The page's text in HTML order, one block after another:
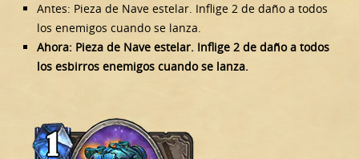
Antes: Pieza de Nave estelar. Inflige 2 de daño a todos
los enemigos cuando se lanza.
Ahora: Pieza de Nave estelar. Inflige 2 de daño a todos
los esbirros enemigos cuando se lanza.